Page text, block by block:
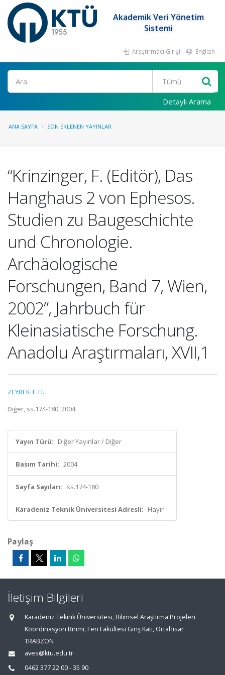
Akademik Veri Yönetim
Sistemi
Araştırmacı Girişi English
Ara
Detaylı Arama
ANA SAYFA SON EKLENEN YAYINLAR
“Krinzinger, F. (Editör), Das
Hanghaus 2 von Ephesos.
Studien zu Baugeschichte
und Chronologie.
Archäologische
Forschungen, Band 7, Wien,
2002”, Jahrbuch für
Kleinasiatische Forschung.
Anadolu Araştırmaları, XVII,1
ZEYREK T. H.
Diğer, ss.174-180, 2004
Yayın Türü: Diğer Yayınlar / Diğer
Basım Tarihi: 2004
Sayfa Sayıları: ss.174-180
Karadeniz Teknik Üniversitesi Adresli: Hayır
Paylaş
İletişim Bilgileri
Karadeniz Teknik Üniversitesi, Bilimsel Araştırma Projeleri
Koordinasyon Birimi, Fen Fakültesi Giriş Katı, Ortahisar
TRABZON
aves@ktu.edu.tr
0462 377 22 00 - 35 90